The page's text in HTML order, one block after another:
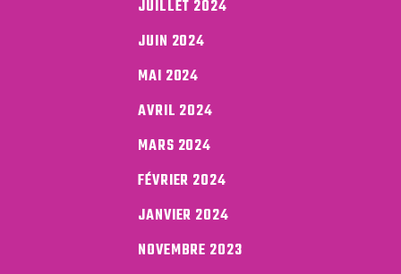
JUILLET 2024
JUIN 2024
MAI 2024
AVRIL 2024
MARS 2024
FÉVRIER 2024
JANVIER 2024
NOVEMBRE 2023